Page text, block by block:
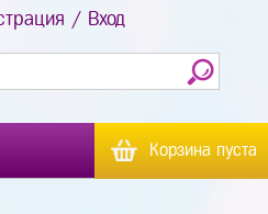
/ Вход
Корзина пуста